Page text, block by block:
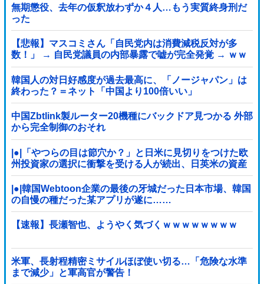
無期懲役、去年の仮釈放わずか４人…もう実質終身刑だ
った
【悲報】マスコミさん「自民党内は消費減税反対が多
数！」 → 自民党議員の内部暴露で嘘が完全発覚 → ｗｗ
ｗｗｗｗｗｗｗｗｗｗｗｗ
韓国人の対日好感度が過去最高に、「ノージャパン」は
終わった？＝ネット「中国より100倍いい」
中国Zbtlink製ルーター20機種にバックドア見つかる 外部
から完全制御のおそれ
|●|「やつらの目は節穴か？」と日米に見切りをつけた欧
州投資家の選択に衝撃を受ける人が続出、日英米の資産
を処分して代わりに選んだのは……
|●|韓国Webtoon企業の最後の牙城だった日本市場、韓国
の自慢の種だった某アプリが遂に……
【速報】長瀬智也、ようやく気づくｗｗｗｗｗｗｗｗ
米軍、長射程精密ミサイルほぼ使い切る…「危険な水準
まで減少」と軍高官が警告！